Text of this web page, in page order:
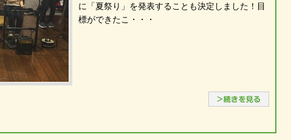
に「夏祭り」を発表することも決定しました！目
標ができたこ・・・